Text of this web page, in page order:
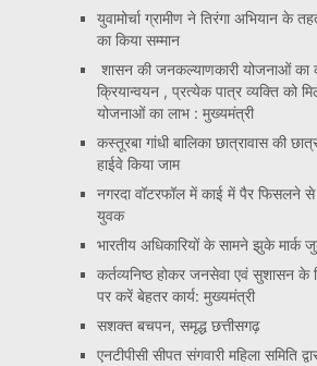
युवामोर्चा ग्रामीण ने तिरंगा अभियान के
का किया सम्मान
शासन की जनकल्याणकारी योजनाओं का
क्रियान्वयन , प्रत्येक पात्र व्यक्ति को
योजनाओं का लाभ : मुख्यमंत्री
कस्तूरबा गांधी बालिका छात्रावास की
हाईवे किया जाम
नगरदा वॉटरफॉल में काई में पैर फिसलने से
युवक
भारतीय अधिकारियों के सामने झुके मार्क
कर्तव्यनिष्ठ होकर जनसेवा एवं सुशासन के
पर करें बेहतर कार्य: मुख्यमंत्री
सशक्त बचपन, समृद्ध छत्तीसगढ़
एनटीपीसी सीपत संगवारी महिला समिति